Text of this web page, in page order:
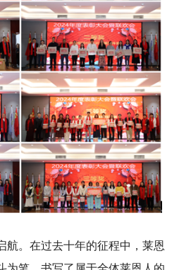
。在过去十年的征程中，莱恩